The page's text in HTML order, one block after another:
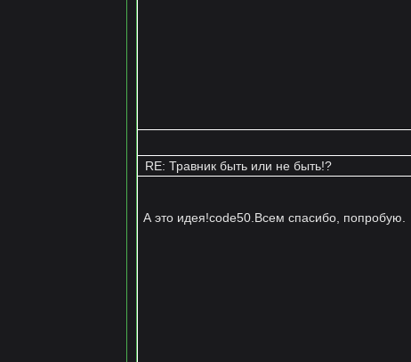
RE: Травник быть или не быть!?
А это идея!code50.Всем спасибо, попробую.